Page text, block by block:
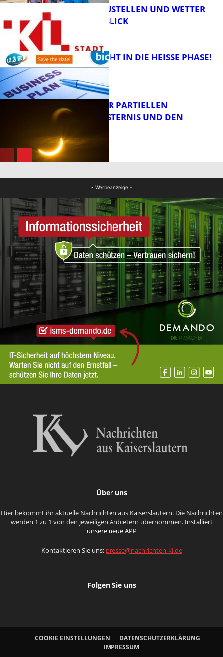
FB News
FB News
PARKEN, BAUSTELLEN UND WETTER
DIGITAL IM BLICK
1,2,3 GO® GEHT IN DIE HEISSE PHASE!
VORTRAG ZUR PARTIELLEN
SONNENFINSTERNIS UND DEN
PERSEIDEN
- Werbeanzeige -
Über uns
Hier bekommt ihr aktuelle Nachrichten aus Kaiserslautern. Die Nachrichten
werden 1 zu 1 von den jeweiligen Anbietern übernommen. Installiert
unsere neue APP
Kontaktieren Sie uns: presse@nachrichten-kl.de
Folgen Sie uns
COOKIE EINSTELLUNGEN
DATENSCHUTZERKLÄRUNG
IMPRESSUM